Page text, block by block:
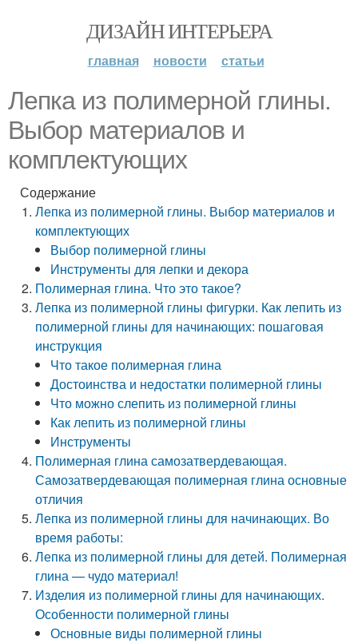
ДИЗАЙН ИНТЕРЬЕРА
главная новости статьи
Лепка из полимерной глины.
Выбор материалов и
комплектующих
Содержание
Лепка из полимерной глины. Выбор материалов и
комплектующих
Выбор полимерной глины
Инструменты для лепки и декора
Полимерная глина. Что это такое?
Лепка из полимерной глины фигурки. Как лепить из
полимерной глины для начинающих: пошаговая
инструкция
Что такое полимерная глина
Достоинства и недостатки полимерной глины
Что можно слепить из полимерной глины
Как лепить из полимерной глины
Инструменты
Полимерная глина самозатвердевающая.
Самозатвердевающая полимерная глина основные
отличия
Лепка из полимерной глины для начинающих. Во
время работы:
Лепка из полимерной глины для детей. Полимерная
глина — чудо материал!
Изделия из полимерной глины для начинающих.
Особенности полимерной глины
Основные виды полимерной глины